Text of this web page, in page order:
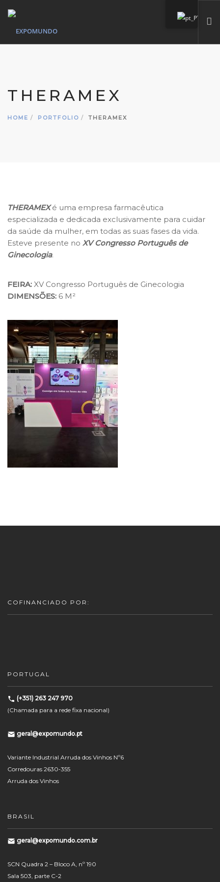
SERVIÇOS
THERAMEX
HOME PORTFOLIO THERAMEX
THERAMEX é uma empresa farmacêutica
especializada e dedicada exclusivamente para cuidar
da saúde da mulher, em todas as suas fases da vida.
Esteve presente no XV Congresso Português de
Ginecologia.
FEIRA: XV Congresso Português de Ginecologia
DIMENSÕES: 6 M²
COFINANCIADO POR:
PORTUGAL
(+351) 263 247 970
(Chamada para a rede fixa nacional)
geral@expomundo.pt
Variante Industrial Arruda dos Vinhos Nº6
Corredouras 2630-355
Arruda dos Vinhos
BRASIL
geral@expomundo.com.br
SCN Quadra 2 – Bloco A, nº 190
Sala 503, parte C-2